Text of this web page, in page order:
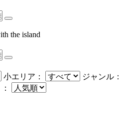
the island
小エリア：
ジャンル：